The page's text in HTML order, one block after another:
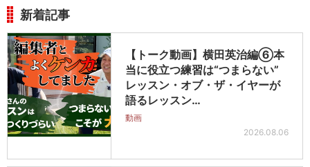
新着記事
【トーク動画】横田英治編⑥本
当に役立つ練習は“つまらない”
レッスン・オブ・ザ・イヤーが
語るレッスン…
動画
2026.08.06